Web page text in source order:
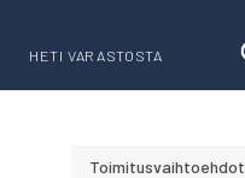
HETI VARASTOSTA
Toimitusvaihtoehdot